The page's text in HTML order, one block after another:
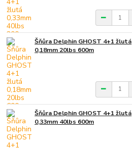
Šňůra Delphin GHOST 4+1 žlutá
0,18mm 20lbs 600m
Šňůra Delphin GHOST 4+1 žlutá
0,33mm 40lbs 600m